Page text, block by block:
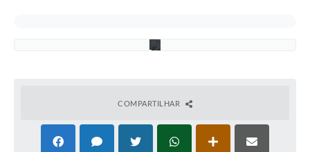
COMPARTILHAR